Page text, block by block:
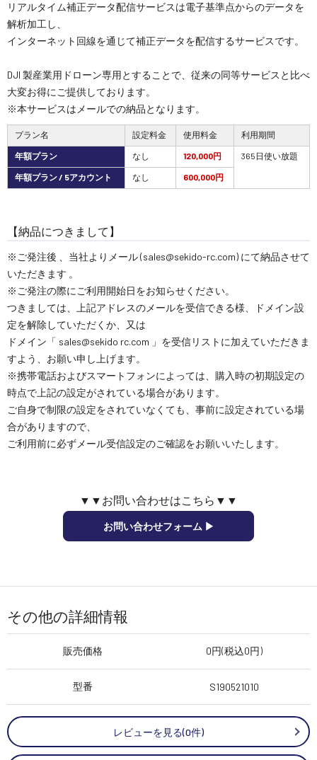
リアルタイム補正データ配信サービスは電子基準点からのデータを
解析加工し、
インターネット回線を通じて補正データを配信するサービスです。
DJI 製産業用ドローン専用とすることで、従来の同等サービスと比べ
大変お得にご提供しております。
※本サービスはメールでの納品となります。
プラン名 設定料金 使用料金 利用期間
年額プラン なし 120,000円 365日使い放題
年額プラン / 5アカウント なし 600,000円
【納品につきまして】
※ご発注後 、当社よりメール (sales@sekido-rc.com) にて納品させて
いただきます 。
※ご発注の際にご利用開始日をお知らせください。
つきましては、上記アドレスのメールを受信できる様、ドメイン設
定を解除していただくか、又は
ドメイン「 sales@sekido rc.com 」を受信リストに加えていただきま
すよう、お願い申し上げます。
※携帯電話およびスマートフォンによっては、購入時の初期設定の
時点で上記の設定がされている場合があります。
ご自身で制限の設定をされていなくても、事前に設定されている場
合がありますので、
ご利用前に必ずメール受信設定のご確認をお願いいたします。
▼▼お問い合わせはこちら▼▼
お問い合わせフォーム ▶︎
その他の詳細情報
販売価格 0円(税込0円)
型番 S190521010
レビューを見る(0件)